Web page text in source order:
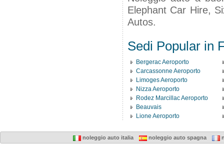
Elephant Car Hire,
Autos.
Sedi Popular in
Bergerac Aeroporto
Carcassonne Aeroporto
Limoges Aeroporto
Nizza Aeroporto
Rodez Marcillac Aeroporto
Beauvais
Lione Aeroporto
noleggio auto italia noleggio auto spagna